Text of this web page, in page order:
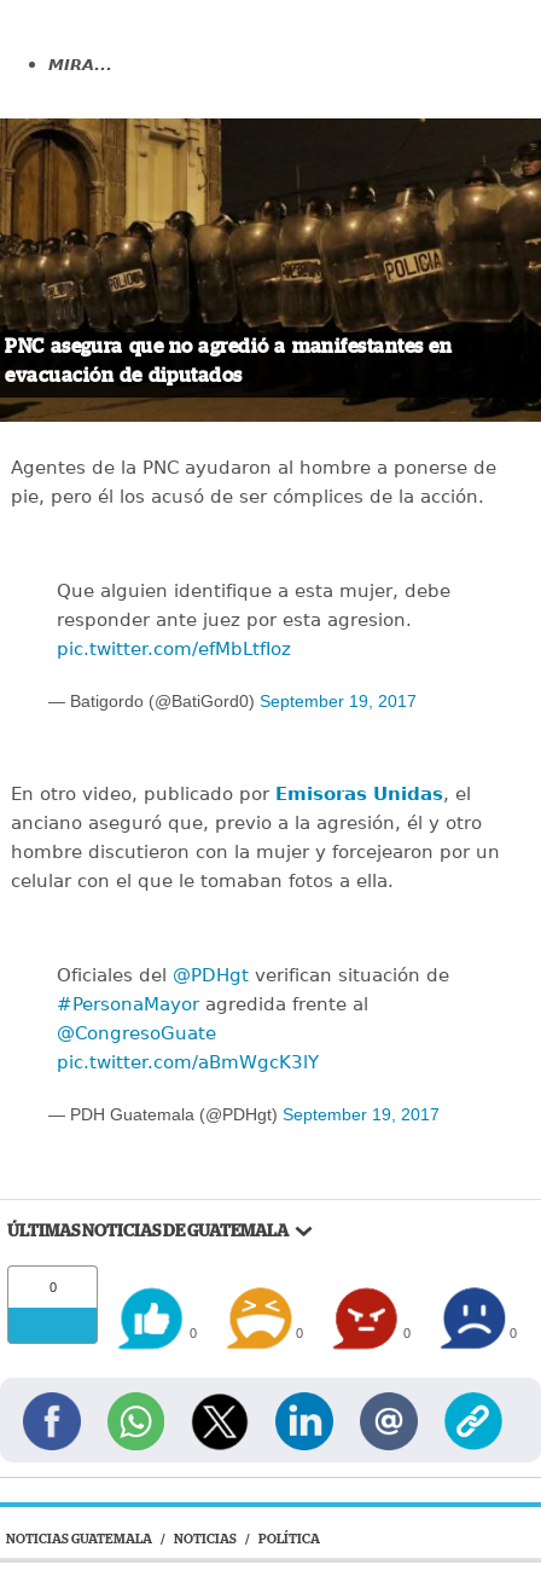
MIRA...
PNC asegura que no agredió a manifestantes en
evacuación de diputados
Agentes de la PNC ayudaron al hombre a ponerse de
pie, pero él los acusó de ser cómplices de la acción.
Que alguien identifique a esta mujer, debe
responder ante juez por esta agresion.
pic.twitter.com/efMbLtfIoz
— Batigordo (@BatiGord0) September 19, 2017
En otro video, publicado por Emisoras Unidas, el
anciano aseguró que, previo a la agresión, él y otro
hombre discutieron con la mujer y forcejearon por un
celular con el que le tomaban fotos a ella.
Oficiales del @PDHgt verifican situación de
#PersonaMayoragredida frente al
@CongresoGuate
pic.twitter.com/aBmWgcK3lY
— PDH Guatemala (@PDHgt) September 19, 2017
ÚLTIMAS NOTICIAS DE GUATEMALA
0
0 0 0 0
NOTICIAS GUATEMALA / NOTICIAS / POLÍTICA